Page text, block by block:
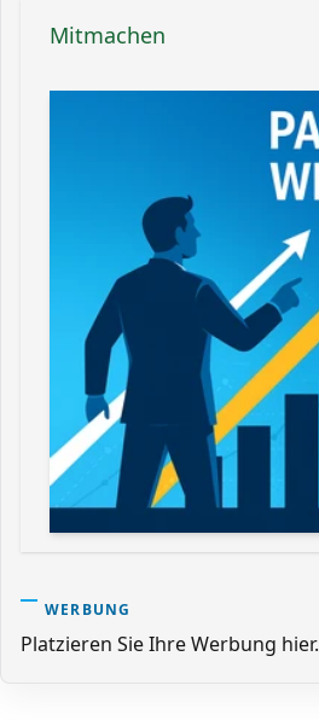
Mitmachen
WERBUNG
Platzieren Sie Ihre Werbung hier.